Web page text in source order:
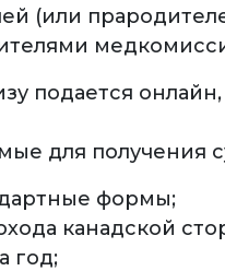
(или
подается
для получения
формы;
канадской
год;